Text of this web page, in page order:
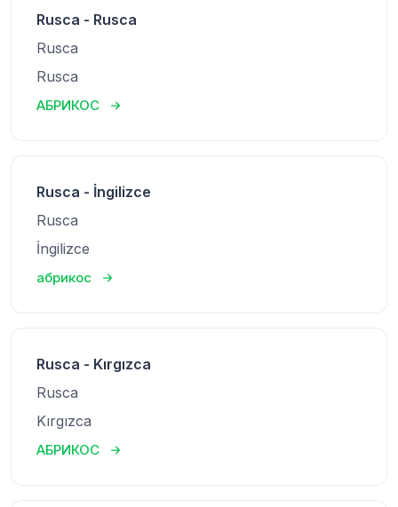
Rusca - Rusca
Rusca
Rusca
АБРИКОС
Rusca - İngilizce
Rusca
İngilizce
абрикос
Rusca - Kırgızca
Rusca
Kırgızca
АБРИКОС